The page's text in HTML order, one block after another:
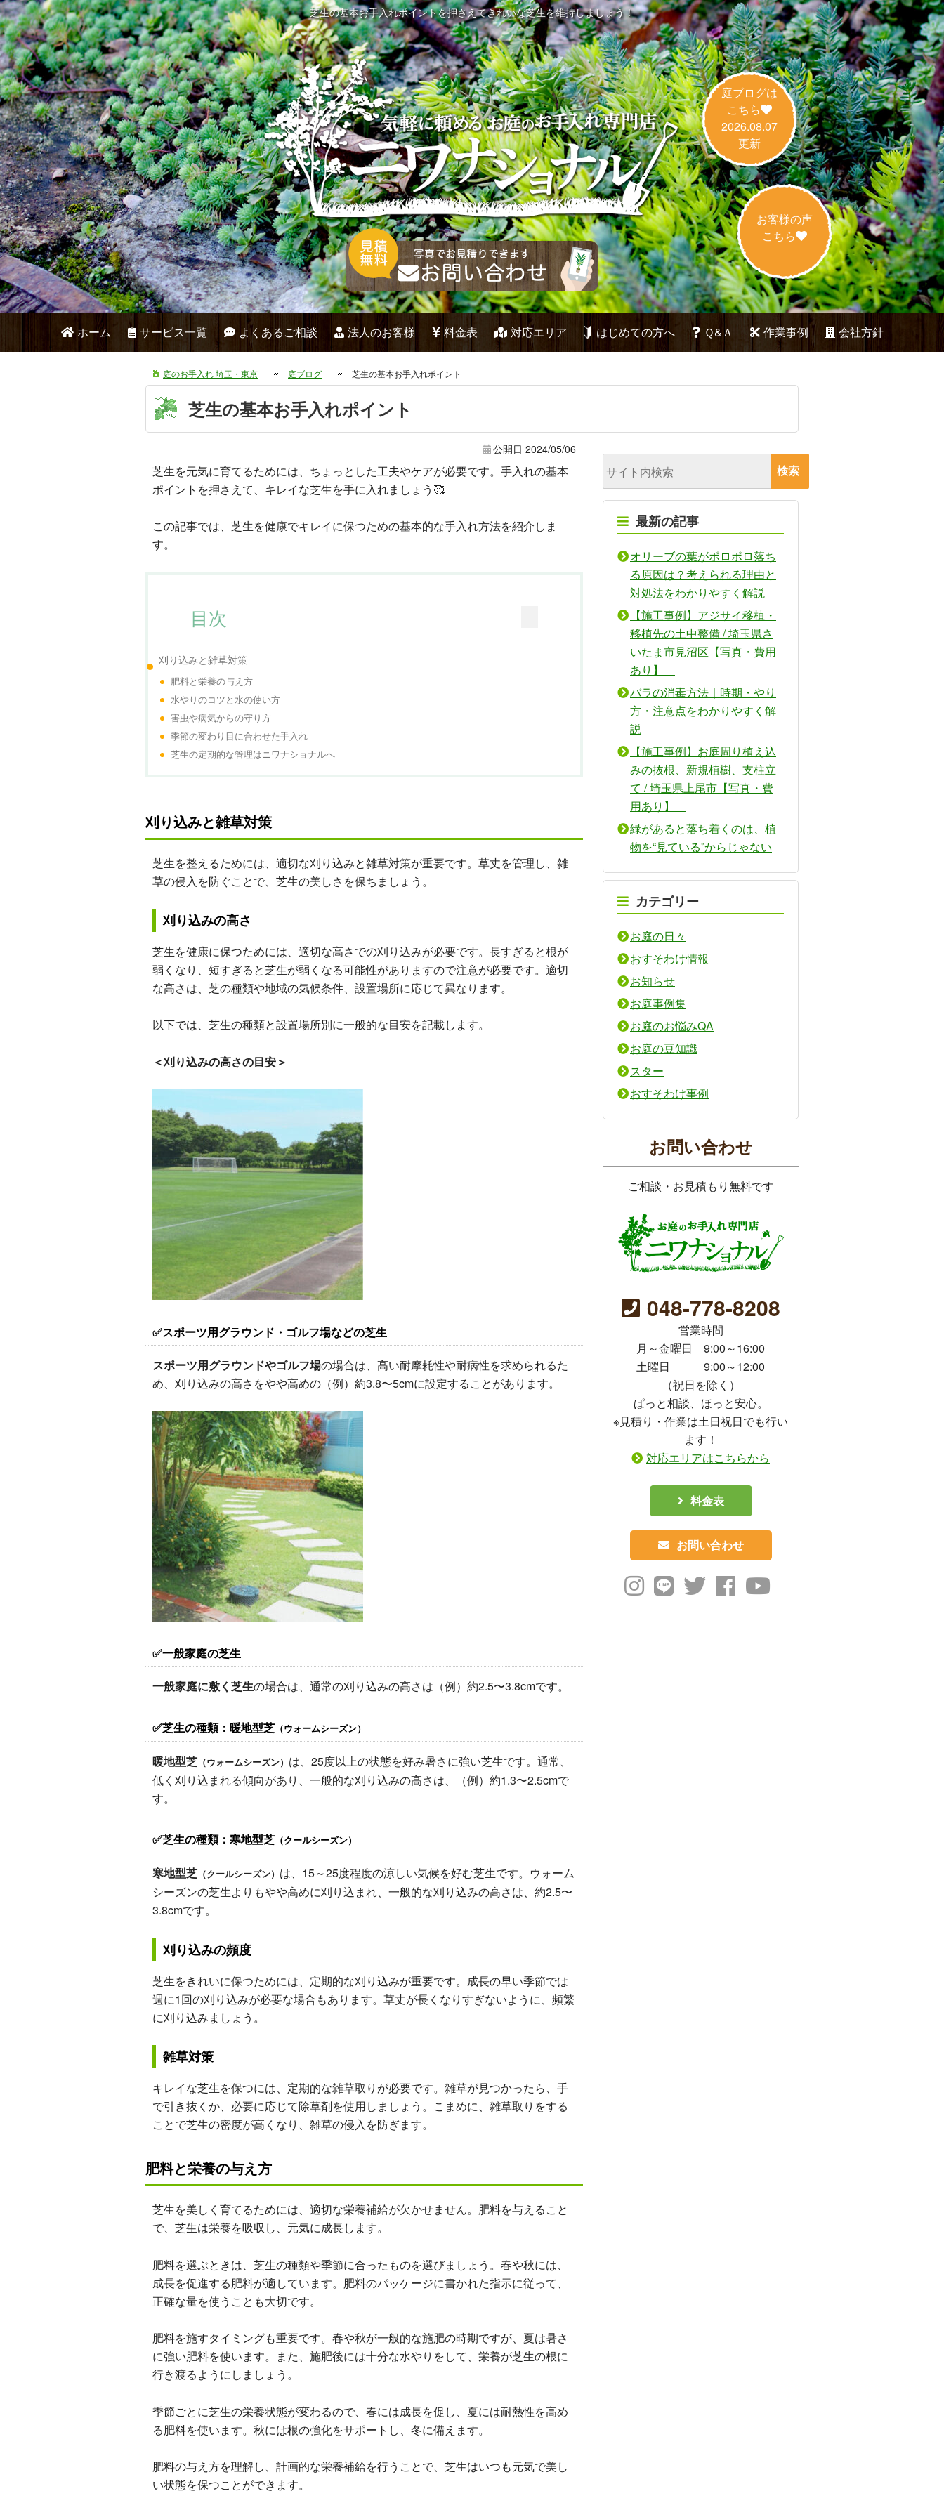
芝生の基本お手入れポイントを押さえてきれいな芝生を維持しましょう！
庭ブログは
こちら
2026.08.07
更新
お客様の声
こちら
ホーム サービス一覧 よくあるご相談 法人のお客様 料金表 対応エリア はじめての方へ Ｑ&Ａ 作業事例 会社方針
庭のお手入れ 埼玉・東京 庭ブログ 芝生の基本お手入れポイント
芝生の基本お手入れポイント
公開日2024/05/06
芝生を元気に育てるためには、ちょっとした工夫やケアが必要です。手入れの基本
ポイントを押さえて、キレイな芝生を手に入れましょう🥰
この記事では、芝生を健康でキレイに保つための基本的な手入れ方法を紹介しま
す。
目次
刈り込みと雑草対策
肥料と栄養の与え方
水やりのコツと水の使い方
害虫や病気からの守り方
季節の変わり目に合わせた手入れ
芝生の定期的な管理はニワナショナルへ
刈り込みと雑草対策
芝生を整えるためには、適切な刈り込みと雑草対策が重要です。草丈を管理し、雑
草の侵入を防ぐことで、芝生の美しさを保ちましょう。
刈り込みの高さ
芝生を健康に保つためには、適切な高さでの刈り込みが必要です。長すぎると根が
弱くなり、短すぎると芝生が弱くなる可能性がありますので注意が必要です。適切
な高さは、芝の種類や地域の気候条件、設置場所に応じて異なります。
以下では、芝生の種類と設置場所別に一般的な目安を記載します。
＜刈り込みの高さの目安＞
✅スポーツ用グラウンド・ゴルフ場などの芝生
スポーツ用グラウンドやゴルフ場の場合は、高い耐摩耗性や耐病性を求められるた
め、刈り込みの高さをやや高めの（例）約3.8〜5cmに設定することがあります。
✅一般家庭の芝生
一般家庭に敷く芝生の場合は、通常の刈り込みの高さは（例）約2.5〜3.8cmです。
✅芝生の種類：暖地型芝 （ウォームシーズン）
暖地型芝 （ウォームシーズン） は、25度以上の状態を好み暑さに強い芝生です。通常、
低く刈り込まれる傾向があり、一般的な刈り込みの高さは、（例）約1.3〜2.5cmで
す。
✅芝生の種類：寒地型芝 （クールシーズン）
寒地型芝 （クールシーズン） は、15～25度程度の涼しい気候を好む芝生です。ウォーム
シーズンの芝生よりもやや高めに刈り込まれ、一般的な刈り込みの高さは、約2.5〜
3.8cmです。
刈り込みの頻度
芝生をきれいに保つためには、定期的な刈り込みが重要です。成長の早い季節では
週に1回の刈り込みが必要な場合もあります。草丈が長くなりすぎないように、頻繁
に刈り込みましょう。
雑草対策
キレイな芝生を保つには、定期的な雑草取りが必要です。雑草が見つかったら、手
で引き抜くか、必要に応じて除草剤を使用しましょう。こまめに、雑草取りをする
ことで芝生の密度が高くなり、雑草の侵入を防ぎます。
肥料と栄養の与え方
芝生を美しく育てるためには、適切な栄養補給が欠かせません。肥料を与えること
で、芝生は栄養を吸収し、元気に成長します。
肥料を選ぶときは、芝生の種類や季節に合ったものを選びましょう。春や秋には、
成長を促進する肥料が適しています。肥料のパッケージに書かれた指示に従って、
正確な量を使うことも大切です。
肥料を施すタイミングも重要です。春や秋が一般的な施肥の時期ですが、夏は暑さ
に強い肥料を使います。また、施肥後には十分な水やりをして、栄養が芝生の根に
行き渡るようにしましょう。
季節ごとに芝生の栄養状態が変わるので、春には成長を促し、夏には耐熱性を高め
る肥料を使います。秋には根の強化をサポートし、冬に備えます。
肥料の与え方を理解し、計画的な栄養補給を行うことで、芝生はいつも元気で美し
い状態を保つことができます。
最新の記事
オリーブの葉がポロポロ落ち
る原因は？考えられる理由と
対処法をわかりやすく解説
【施工事例】アジサイ移植・
移植先の土中整備 / 埼玉県さ
いたま市見沼区【写真・費用
あり】
バラの消毒方法｜時期・やり
方・注意点をわかりやすく解
説
【施工事例】お庭周り植え込
みの抜根、新規植樹、支柱立
て / 埼玉県上尾市【写真・費
用あり】
緑があると落ち着くのは、植
物を“見ている”からじゃない
カテゴリー
お庭の日々
おすそわけ情報
お知らせ
お庭事例集
お庭のお悩みQA
お庭の豆知識
スター
おすそわけ事例
お問い合わせ
ご相談・お見積もり無料です
048-778-8208
営業時間
月～金曜日 9:00～16:00
土曜日 9:00～12:00
（祝日を除く）
ぱっと相談、ほっと安心。
※見積り・作業は土日祝日でも行い
ます！
対応エリアはこちらから
料金表
お問い合わせ